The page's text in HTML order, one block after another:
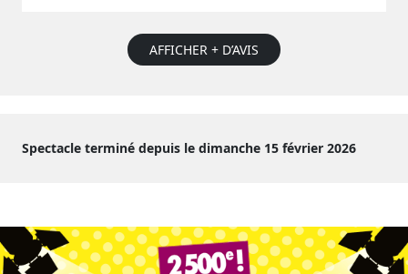
AFFICHER + D’AVIS
Spectacle terminé depuis le dimanche 15 février 2026